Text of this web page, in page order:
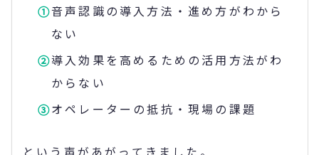
音声認識の導入方法・進め方がわから
ない
導入効果を高めるための活用方法がわ
からない
オペレーターの抵抗・現場の課題
という声があがってきました。